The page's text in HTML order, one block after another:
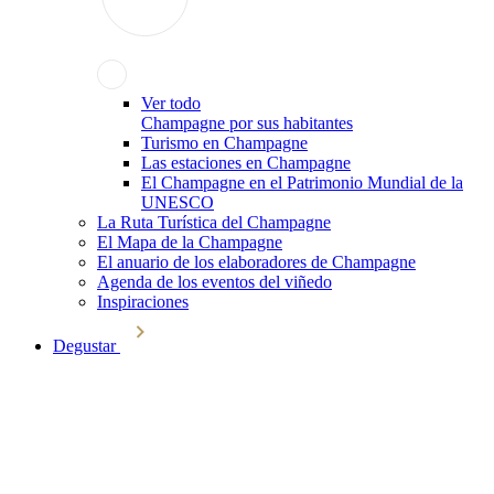
Ver todo
Champagne por sus habitantes
Turismo en Champagne
Las estaciones en Champagne
El Champagne en el Patrimonio Mundial de la
UNESCO
La Ruta Turística del Champagne
El Mapa de la Champagne
El anuario de los elaboradores de Champagne
Agenda de los eventos del viñedo
Inspiraciones
Degustar